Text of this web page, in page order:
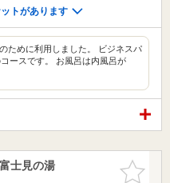
トがあります
ために利用しました。 ビジネスパ
ースです。 お風呂は内風呂が
お気に入
りに追加
士見の湯